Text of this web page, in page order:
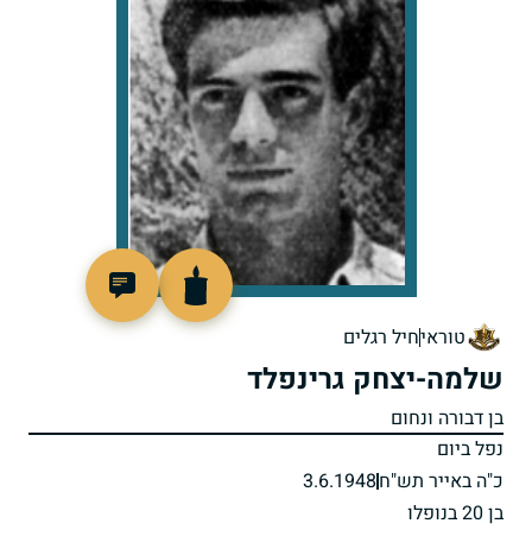
טוראיחיל רגלים
שלמה-יצחק גרינפלד
בן דבורה ונחום
נפל ביום
כ"ה באייר תש"ח3.6.1948
בן 20 בנופלו